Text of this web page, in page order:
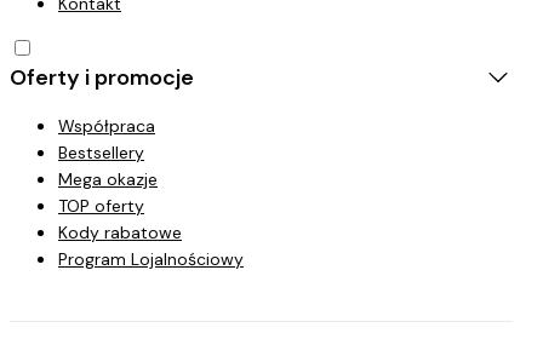
Oferty i promocje
Współpraca
Bestsellery
Mega okazje
TOP oferty
Kody rabatowe
Program Lojalnościowy